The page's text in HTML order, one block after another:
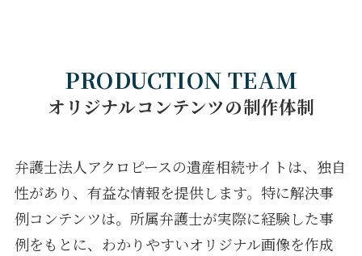
PRODUCTION TEAM
オリジナルコンテンツの制作体制
弁護士法人アクロピースの遺産相続サイトは、独自
性があり、有益な情報を提供します。特に解決事
例コンテンツは。所属弁護士が実際に経験した事
例をもとに、わかりやすいオリジナル画像を作成